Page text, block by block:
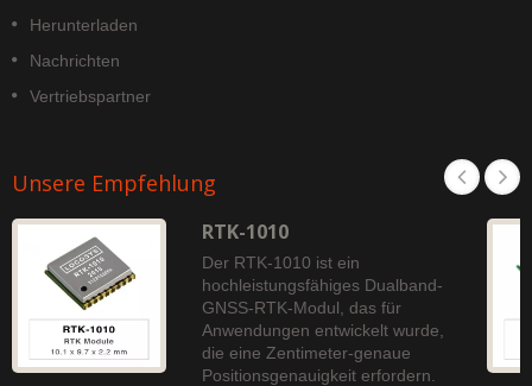
Herunterladen
Nachrichten
Vertriebspartner
Unsere Empfehlung
RTK-1010
Der RTK-1010 ist ein
hochleistungsfähiges Dualband-
GNSS-RTK-Modul, das für
Anwendungen entwickelt wurde,
die eine Zentimeter-genaue
Positionsgenauigkeit erfordern.